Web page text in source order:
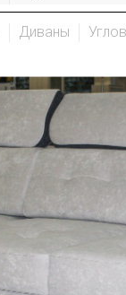
Диваны